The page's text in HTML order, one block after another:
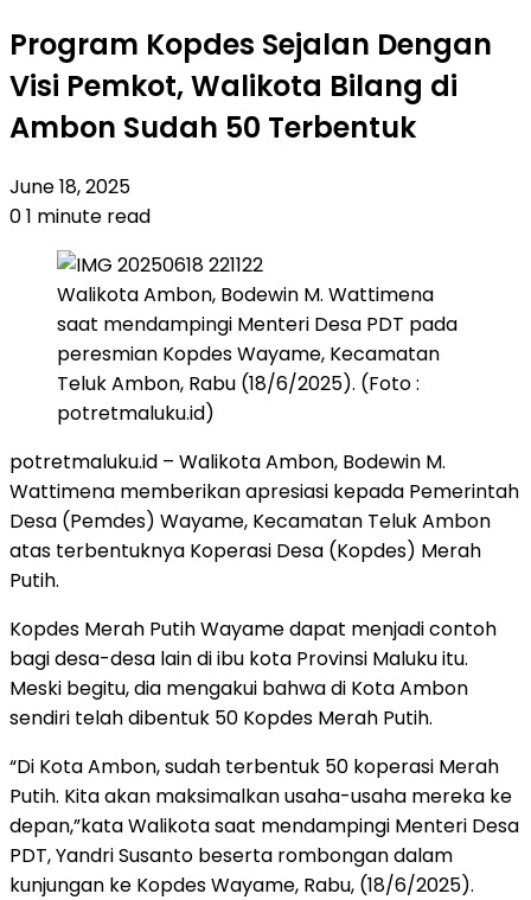
Program Kopdes Sejalan Dengan
Visi Pemkot, Walikota Bilang di
Ambon Sudah 50 Terbentuk
June 18, 2025
01 minute read
Walikota Ambon, Bodewin M. Wattimena
saat mendampingi Menteri Desa PDT pada
peresmian Kopdes Wayame, Kecamatan
Teluk Ambon, Rabu (18/6/2025). (Foto :
potretmaluku.id)
potretmaluku.id – Walikota Ambon, Bodewin M.
Wattimena memberikan apresiasi kepada Pemerintah
Desa (Pemdes) Wayame, Kecamatan Teluk Ambon
atas terbentuknya Koperasi Desa (Kopdes) Merah
Putih.
Kopdes Merah Putih Wayame dapat menjadi contoh
bagi desa-desa lain di ibu kota Provinsi Maluku itu.
Meski begitu, dia mengakui bahwa di Kota Ambon
sendiri telah dibentuk 50 Kopdes Merah Putih.
“Di Kota Ambon, sudah terbentuk 50 koperasi Merah
Putih. Kita akan maksimalkan usaha-usaha mereka ke
depan,”kata Walikota saat mendampingi Menteri Desa
PDT, Yandri Susanto beserta rombongan dalam
kunjungan ke Kopdes Wayame, Rabu, (18/6/2025).